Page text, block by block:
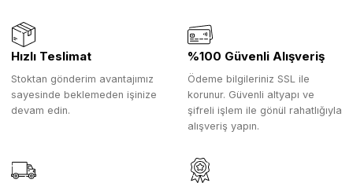
Hızlı Teslimat
Stoktan gönderim avantajımız
sayesinde beklemeden işinize
devam edin.
%100 Güvenli Alışveriş
Ödeme bilgileriniz SSL ile
korunur. Güvenli altyapı ve
şifreli işlem ile gönül rahatlığıyla
alışveriş yapın.